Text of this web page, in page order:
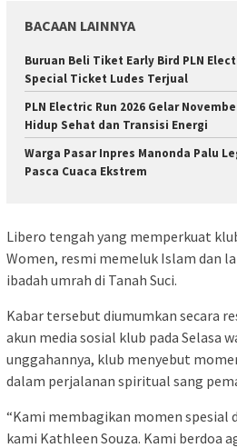
BACAAN LAINNYA
Buruan Beli Tiket Early Bird PLN
Special Ticket Ludes Terjual
PLN Electric Run 2026 Gelar
Hidup Sehat dan Transisi Energi
Warga Pasar Inpres Manonda Palu
Pasca Cuaca Ekstrem
Libero tengah yang memperkuat
Women, resmi memeluk Islam dan
ibadah umrah di Tanah Suci.
Kabar tersebut diumumkan secara
akun media sosial klub pada Selasa
unggahannya, klub menyebut
dalam perjalanan spiritual sang
“Kami membagikan momen spesial
kami Kathleen Souza. Kami berdoa